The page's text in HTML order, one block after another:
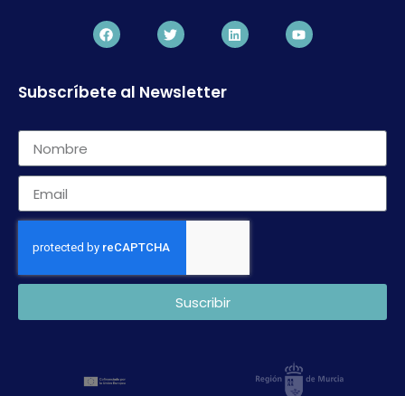
Subscríbete al Newsletter
Suscribir